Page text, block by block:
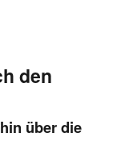
den
über die